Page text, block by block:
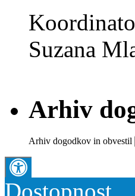
Suzana
Arhiv
Arhiv dogodkov in obvestil